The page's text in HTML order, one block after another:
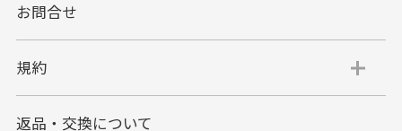
代金引換
代引手数料一律400円
す。
お問合せ
規約
返品・交換について